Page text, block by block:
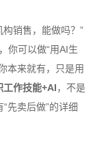
销售，能做吗？”
你可以做“用AI生
本来就有，只是用
工作技能+AI，不是
先卖后做”的详细